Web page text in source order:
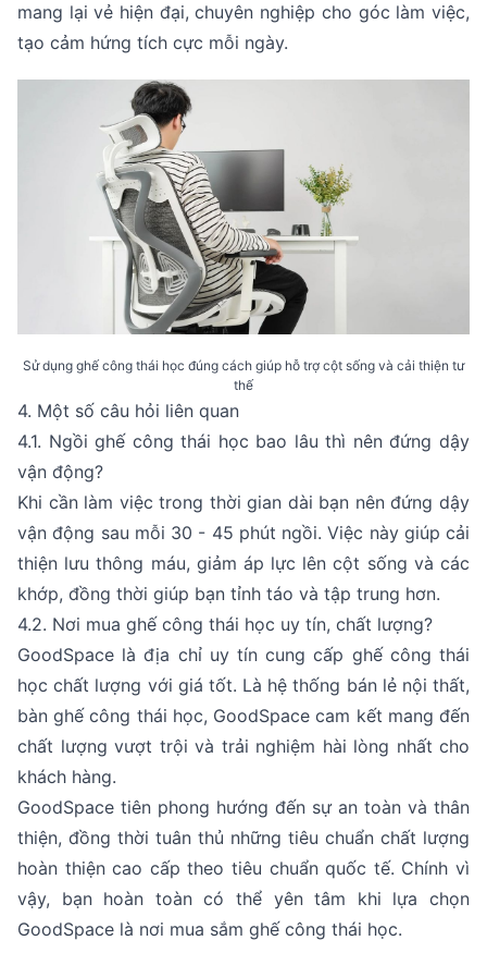
mang lại vẻ hiện đại, chuyên nghiệp cho góc làm việc,
tạo cảm hứng tích cực mỗi ngày.
Sử dụng ghế công thái học đúng cách giúp hỗ trợ cột sống và cải thiện tư
thế
4. Một số câu hỏi liên quan
4.1. Ngồi ghế công thái học bao lâu thì nên đứng dậy
vận động?
Khi cần làm việc trong thời gian dài bạn nên đứng dậy
vận động sau mỗi 30 - 45 phút ngồi. Việc này giúp cải
thiện lưu thông máu, giảm áp lực lên cột sống và các
khớp, đồng thời giúp bạn tỉnh táo và tập trung hơn.
4.2. Nơi mua ghế công thái học uy tín, chất lượng?
GoodSpace là địa chỉ uy tín cung cấp ghế công thái
học chất lượng với giá tốt. Là hệ thống bán lẻ nội thất,
bàn ghế công thái học, GoodSpace cam kết mang đến
chất lượng vượt trội và trải nghiệm hài lòng nhất cho
khách hàng.
GoodSpace tiên phong hướng đến sự an toàn và thân
thiện, đồng thời tuân thủ những tiêu chuẩn chất lượng
hoàn thiện cao cấp theo tiêu chuẩn quốc tế. Chính vì
vậy, bạn hoàn toàn có thể yên tâm khi lựa chọn
GoodSpace là nơi mua sắm ghế công thái học.